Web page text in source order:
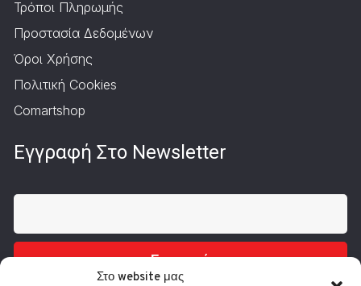
Στο website μας
Τρόποι Πληρωμής
Προστασία Δεδομένων
Όροι Χρήσης
Πολιτική Cookies
Comartshop
Εγγραφή Στο Newsletter
Εγγραφή